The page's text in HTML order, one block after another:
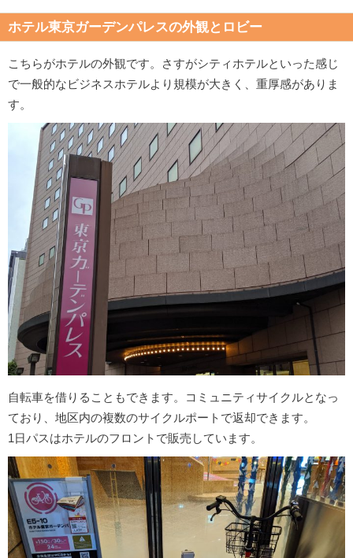
ホテル東京ガーデンパレスの外観とロビー
こちらがホテルの外観です。さすがシティホテルといった感じ
で一般的なビジネスホテルより規模が大きく、重厚感がありま
す。
自転車を借りることもできます。コミュニティサイクルとなっ
ており、地区内の複数のサイクルポートで返却できます。
1日パスはホテルのフロントで販売しています。